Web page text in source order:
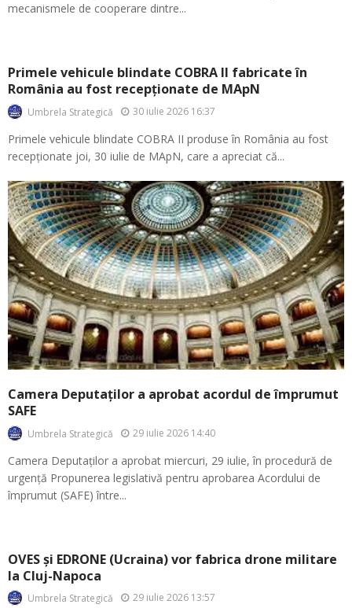
mecanismele de cooperare dintre...
Primele vehicule blindate COBRA II fabricate în
România au fost recepționate de MApN
Umbrela Strategică 30 iulie 2026 16:37
Primele vehicule blindate COBRA II produse în România au fost
recepționate joi, 30 iulie de MApN, care a apreciat că...
Camera Deputaților a aprobat acordul de împrumut
SAFE
Umbrela Strategică 29 iulie 2026 14:40
Camera Deputaților a aprobat miercuri, 29 iulie, în procedură de
urgență Propunerea legislativă pentru aprobarea Acordului de
împrumut (SAFE) între...
OVES și EDRONE (Ucraina) vor fabrica drone militare
la Cluj-Napoca
Umbrela Strategică 29 iulie 2026 13:57